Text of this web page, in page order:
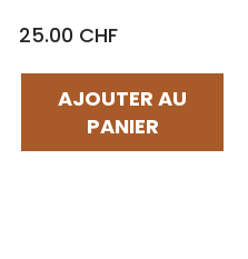
25.00 CHF
AJOUTER AU
PANIER